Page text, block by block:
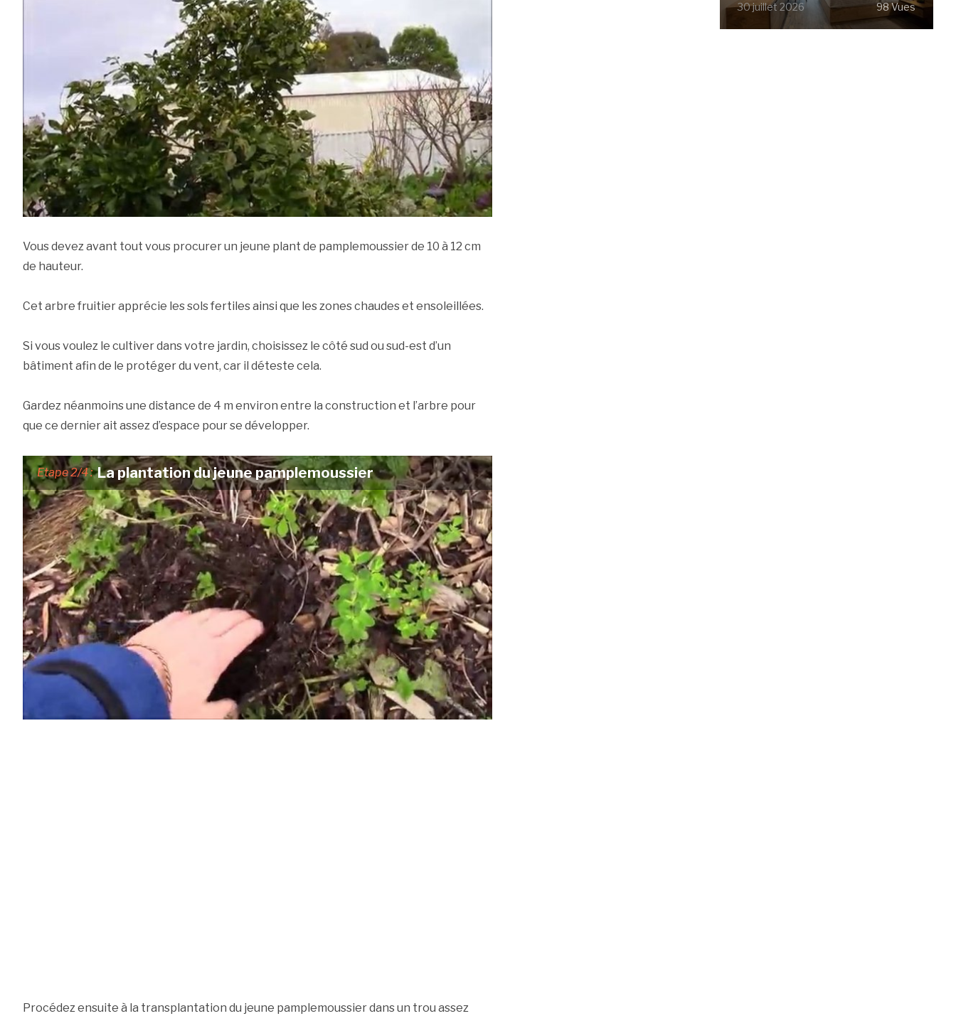
Vous devez avant tout vous procurer un jeune plant de pamplemoussier de 10 à 12 cm
de hauteur.
Cet arbre fruitier apprécie les sols fertiles ainsi que les zones chaudes et ensoleillées.
Si vous voulez le cultiver dans votre jardin, choisissez le côté sud ou sud-est d’un
bâtiment afin de le protéger du vent, car il déteste cela.
Gardez néanmoins une distance de 4 m environ entre la construction et l’arbre pour
que ce dernier ait assez d’espace pour se développer.
Etape 2/4 : La plantation du jeune pamplemoussier
Procédez ensuite à la transplantation du jeune pamplemoussier dans un trou assez
30 juillet 2026 98 Vues